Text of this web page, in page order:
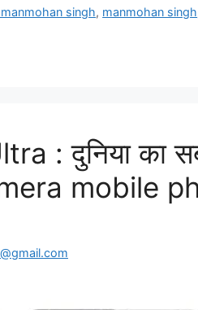
singh, manmohan singh
: दुनिया का
mobile